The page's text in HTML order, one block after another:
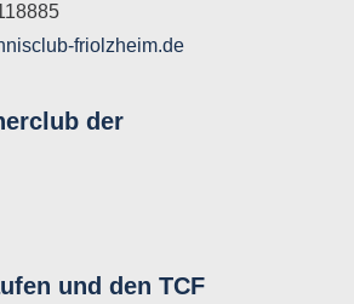
friolzheim.de
der
und den TCF